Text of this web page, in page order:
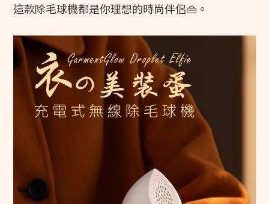
這款除毛球機都是你理想的時尚伴侶👜。